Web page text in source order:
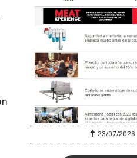
23/07/2026